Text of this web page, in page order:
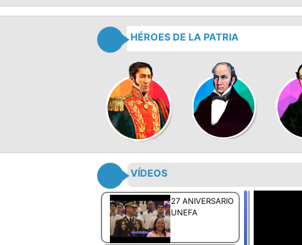
HÉROES DE LA PATRIA
VÍDEOS
27 ANIVERSARIO
UNEFA